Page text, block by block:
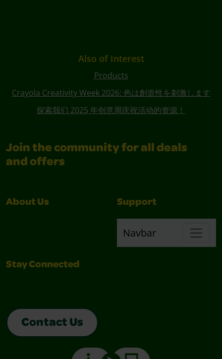
Also of Interest
Products
Crayola Creativity Week 2026: 色は創造性を刺激します
探索我们 2025 年创意周庆祝活动的资源！
Join the community for all deals
and offers
About Us Support
Navbar
Stay Connected
Contact Us